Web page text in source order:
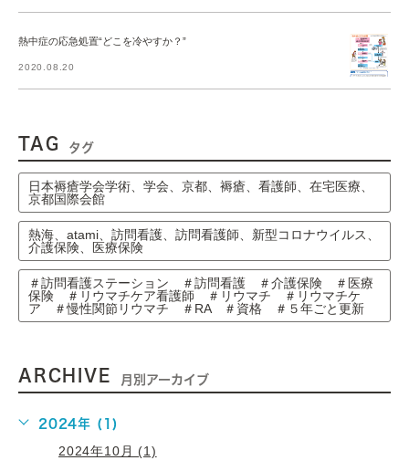
熱中症の応急処置“どこを冷やすか？”
2020.08.20
TAG タグ
日本褥瘡学会学術、学会、京都、褥瘡、看護師、在宅医療、
京都国際会館
熱海、atami、訪問看護、訪問看護師、新型コロナウイルス、
介護保険、医療保険
＃訪問看護ステーション ＃訪問看護 ＃介護保険 ＃医療
保険 ＃リウマチケア看護師 ＃リウマチ ＃リウマチケ
ア ＃慢性関節リウマチ ＃RA ＃資格 ＃５年ごと更新
ARCHIVE 月別アーカイブ
2024年 (1)
2024年10月 (1)